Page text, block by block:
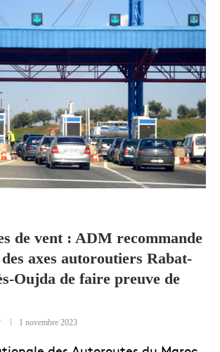
de vent : ADM recommande
axes autoroutiers Rabat-
Oujda de faire preuve de
1 novembre 2023